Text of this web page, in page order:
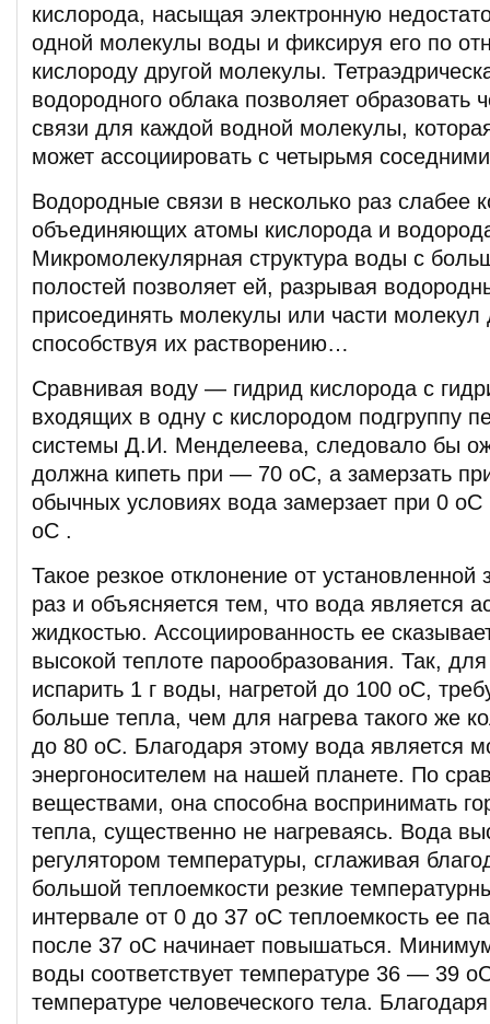
кислорода, насыщая электронную
одной молекулы воды и фиксируя его по
кислороду другой молекулы.
водородного облака позволяет образовать
связи для каждой водной молекулы,
может ассоциировать с четырьмя
Водородные связи в несколько раз слабее
объединяющих атомы кислорода и
Микромолекулярная структура воды с
полостей позволяет ей, разрывая
присоединять молекулы или части молекул
способствуя их растворению…
Сравнивая воду — гидрид кислорода с
входящих в одну с кислородом подгруппу
системы Д.И. Менделеева, следовало бы
должна кипеть при — 70 оС, а замерзать
обычных условиях вода замерзает при 0 оС
оС .
Такое резкое отклонение от установленной
раз и объясняется тем, что вода является
жидкостью. Ассоциированность ее
высокой теплоте парообразования. Так, для
испарить 1 г воды, нагретой до 100 оС,
больше тепла, чем для нагрева такого же
до 80 оС. Благодаря этому вода является
энергоносителем на нашей планете. По
веществами, она способна воспринимать
тепла, существенно не нагреваясь. Вода
регулятором температуры, сглаживая
большой теплоемкости резкие
интервале от 0 до 37 оС теплоемкость ее
после 37 оС начинает повышаться.
воды соответствует температуре 36 — 39
температуре человеческого тела.